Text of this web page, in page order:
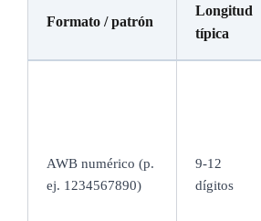
Formato / patrón
Longitud
típica
AWB numérico (p.
ej. 1234567890)
9-12
dígitos